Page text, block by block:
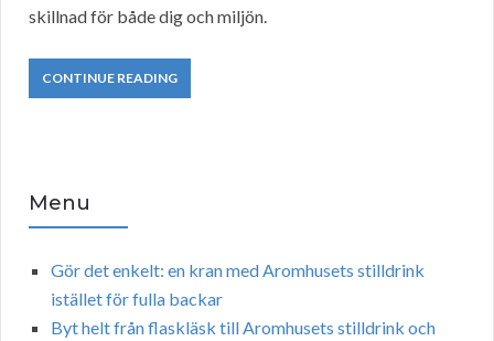
skillnad för både dig och miljön.
CONTINUE READING
Menu
Gör det enkelt: en kran med Aromhusets stilldrink
istället för fulla backar
Byt helt från flaskläsk till Aromhusets stilldrink och